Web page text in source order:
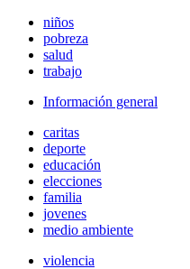
niños
pobreza
salud
trabajo
Información general
caritas
deporte
educación
elecciones
familia
jovenes
medio ambiente
violencia